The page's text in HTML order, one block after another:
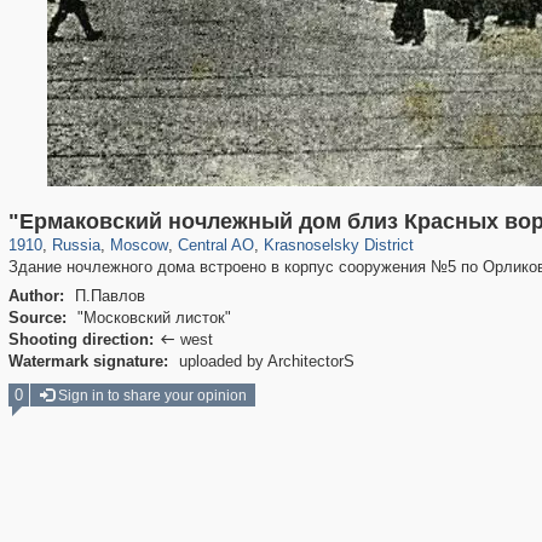
"Ермаковский ночлежный дом близ Красных
1910, Russia
1,406,504 29,243
, Moscow
319,780 8,286
, Central AO
159,978 5,916
, Krasnoselsky District
6,976 302
Здание ночлежного дома встроено в корпус сооружения №5 по
Author:
П.Павлов
Source:
"Московский листок"
Shooting direction:  west
Watermark signature:
uploaded by ArchitectorS
0 Sign in to share your opinion